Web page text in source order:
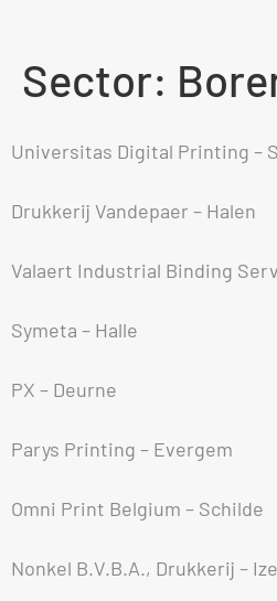
Sector:
Universitas Digital Printing –
Drukkerij Vandepaer – Halen
Valaert Industrial Binding
Symeta – Halle
PX – Deurne
Parys Printing – Evergem
Omni Print Belgium – Schilde
Nonkel B.V.B.A., Drukkerij –